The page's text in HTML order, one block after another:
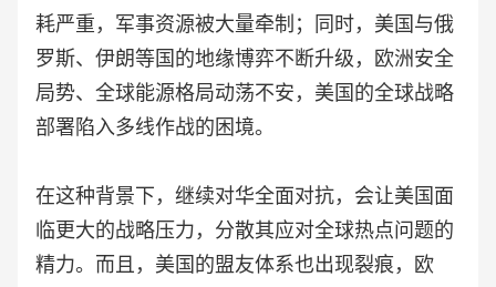
耗严重，军事资源被大量牵制；同时，美国与俄
罗斯、伊朗等国的地缘博弈不断升级，欧洲安全
局势、全球能源格局动荡不安，美国的全球战略
部署陷入多线作战的困境。
在这种背景下，继续对华全面对抗，会让美国面
临更大的战略压力，分散其应对全球热点问题的
精力。而且，美国的盟友体系也出现裂痕，欧